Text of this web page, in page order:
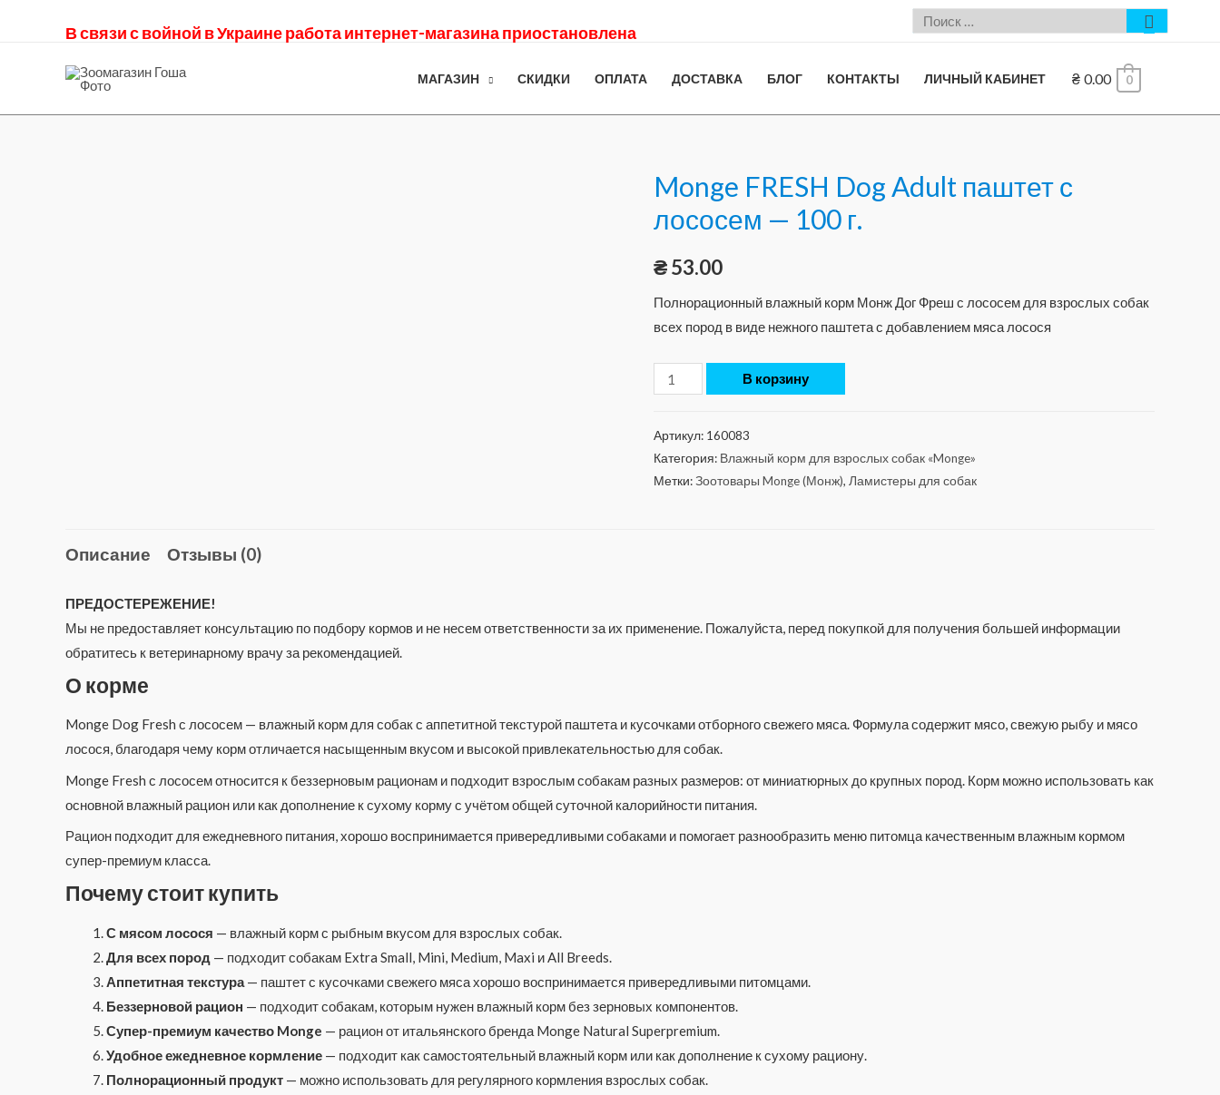
В связи с войной в Украине работа интернет-магазина приостановлена
МАГАЗИН СКИДКИ ОПЛАТА ДОСТАВКА БЛОГ КОНТАКТЫ ЛИЧНЫЙ КАБИНЕТ ₴ 0.00 0
Monge FRESH Dog Adult паштет с
лососем — 100 г.
₴53.00
Полнорационный влажный корм Монж Дог Фреш с лососем для взрослых собак
всех пород в виде нежного паштета с добавлением мяса лосося
В корзину
Артикул: 160083
Категория: Влажный корм для взрослых собак «Monge»
Метки:Зоотовары Monge (Монж), Ламистеры для собак
Описание Отзывы (0)
ПРЕДОСТЕРЕЖЕНИЕ!
Мы не предоставляет консультацию по подбору кормов и не несем ответственности за их применение. Пожалуйста, перед покупкой для получения большей информации
обратитесь к ветеринарному врачу за рекомендацией.
О корме
Monge Dog Fresh с лососем — влажный корм для собак с аппетитной текстурой паштета и кусочками отборного свежего мяса. Формула содержит мясо, свежую рыбу и мясо
лосося, благодаря чему корм отличается насыщенным вкусом и высокой привлекательностью для собак.
Monge Fresh с лососем относится к беззерновым рационам и подходит взрослым собакам разных размеров: от миниатюрных до крупных пород. Корм можно использовать как
основной влажный рацион или как дополнение к сухому корму с учётом общей суточной калорийности питания.
Рацион подходит для ежедневного питания, хорошо воспринимается привередливыми собаками и помогает разнообразить меню питомца качественным влажным кормом
супер-премиум класса.
Почему стоит купить
С мясом лосося — влажный корм с рыбным вкусом для взрослых собак.
Для всех пород — подходит собакам Extra Small, Mini, Medium, Maxi и All Breeds.
Аппетитная текстура — паштет с кусочками свежего мяса хорошо воспринимается привередливыми питомцами.
Беззерновой рацион — подходит собакам, которым нужен влажный корм без зерновых компонентов.
Супер-премиум качество Monge — рацион от итальянского бренда Monge Natural Superpremium.
Удобное ежедневное кормление — подходит как самостоятельный влажный корм или как дополнение к сухому рациону.
Полнорационный продукт — можно использовать для регулярного кормления взрослых собак.